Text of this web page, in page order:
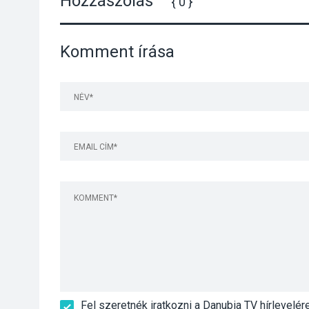
Komment írása
Fel szeretnék iratkozni a Danubia TV